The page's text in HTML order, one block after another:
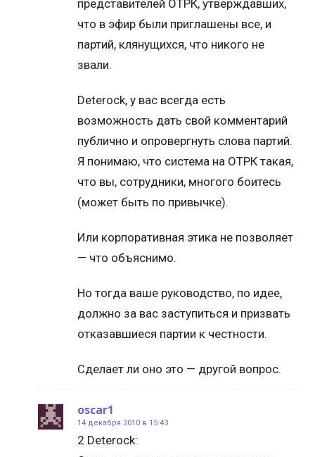
представителей ОТРК, утверждавших,
что в эфир были приглашены все, и
партий, клянущихся, что никого не
звали.
Deterock, у вас всегда есть
возможность дать свой комментарий
публично и опровергнуть слова партий.
Я понимаю, что система на ОТРК такая,
что вы, сотрудники, многого боитесь
(может быть по привычке).
Или корпоративная этика не позволяет
— что объяснимо.
Но тогда ваше руководство, по идее,
должно за вас заступиться и призвать
отказавшиеся партии к честности.
Сделает ли оно это — другой вопрос.
oscar1
14 декабря 2010 в 15:43
2 Deterock: